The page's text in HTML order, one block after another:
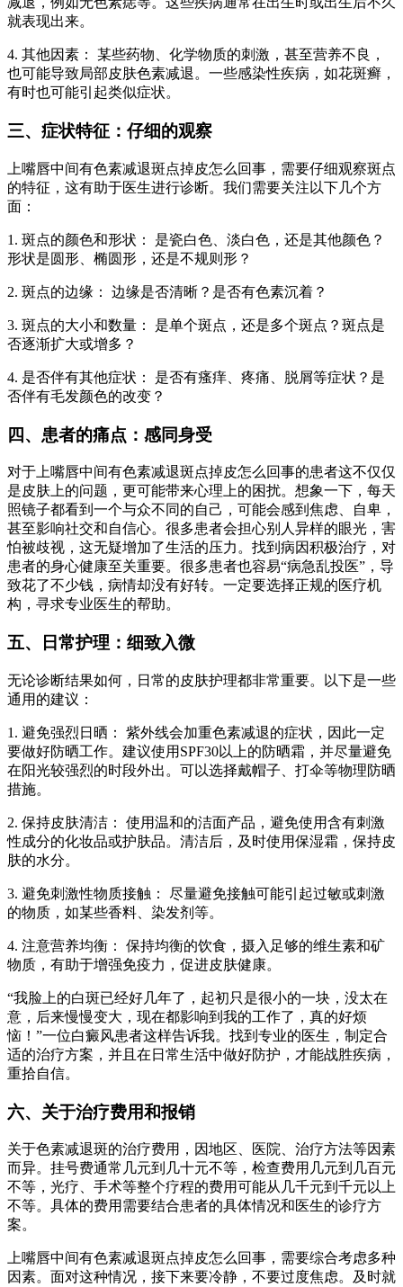
就表现出来。
4. 其他因素： 某些药物、化学物质的刺激，甚至营养不良，
也可能导致局部皮肤色素减退。一些感染性疾病，如花斑癣，
有时也可能引起类似症状。
三、症状特征：仔细的观察
上嘴唇中间有色素减退斑点掉皮怎么回事，需要仔细观察斑点
的特征，这有助于医生进行诊断。我们需要关注以下几个方
面：
1. 斑点的颜色和形状： 是瓷白色、淡白色，还是其他颜色？
形状是圆形、椭圆形，还是不规则形？
2. 斑点的边缘： 边缘是否清晰？是否有色素沉着？
3. 斑点的大小和数量： 是单个斑点，还是多个斑点？斑点是
否逐渐扩大或增多？
4. 是否伴有其他症状： 是否有瘙痒、疼痛、脱屑等症状？是
否伴有毛发颜色的改变？
四、患者的痛点：感同身受
对于上嘴唇中间有色素减退斑点掉皮怎么回事的患者这不仅仅
是皮肤上的问题，更可能带来心理上的困扰。想象一下，每天
照镜子都看到一个与众不同的自己，可能会感到焦虑、自卑，
甚至影响社交和自信心。很多患者会担心别人异样的眼光，害
怕被歧视，这无疑增加了生活的压力。找到病因积极治疗，对
患者的身心健康至关重要。很多患者也容易“病急乱投医”，导
致花了不少钱，病情却没有好转。一定要选择正规的医疗机
构，寻求专业医生的帮助。
五、日常护理：细致入微
无论诊断结果如何，日常的皮肤护理都非常重要。以下是一些
通用的建议：
1. 避免强烈日晒： 紫外线会加重色素减退的症状，因此一定
要做好防晒工作。建议使用SPF30以上的防晒霜，并尽量避免
在阳光较强烈的时段外出。可以选择戴帽子、打伞等物理防晒
措施。
2. 保持皮肤清洁： 使用温和的洁面产品，避免使用含有刺激
性成分的化妆品或护肤品。清洁后，及时使用保湿霜，保持皮
肤的水分。
3. 避免刺激性物质接触： 尽量避免接触可能引起过敏或刺激
的物质，如某些香料、染发剂等。
4. 注意营养均衡： 保持均衡的饮食，摄入足够的维生素和矿
物质，有助于增强免疫力，促进皮肤健康。
“我脸上的白斑已经好几年了，起初只是很小的一块，没太在
意，后来慢慢变大，现在都影响到我的工作了，真的好烦
恼！”一位白癜风患者这样告诉我。找到专业的医生，制定合
适的治疗方案，并且在日常生活中做好防护，才能战胜疾病，
重拾自信。
六、关于治疗费用和报销
关于色素减退斑的治疗费用，因地区、医院、治疗方法等因素
而异。挂号费通常几元到几十元不等，检查费用几元到几百元
不等，光疗、手术等整个疗程的费用可能从几千元到千元以上
不等。具体的费用需要结合患者的具体情况和医生的诊疗方
案。
上嘴唇中间有色素减退斑点掉皮怎么回事，需要综合考虑多种
因素。面对这种情况，接下来要冷静，不要过度焦虑。及时就